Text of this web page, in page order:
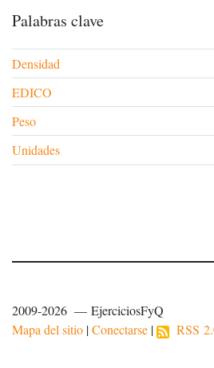
Palabras clave
Densidad
EDICO
Peso
Unidades
2009-2026 — EjerciciosFyQ
Mapa del sitio |Conectarse | RSS